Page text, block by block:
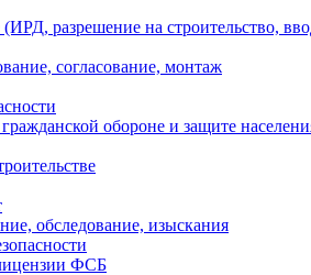
(ИРД, разрешение на строительство,
согласование, монтаж
обороне и защите
обследование, изыскания
ФСБ